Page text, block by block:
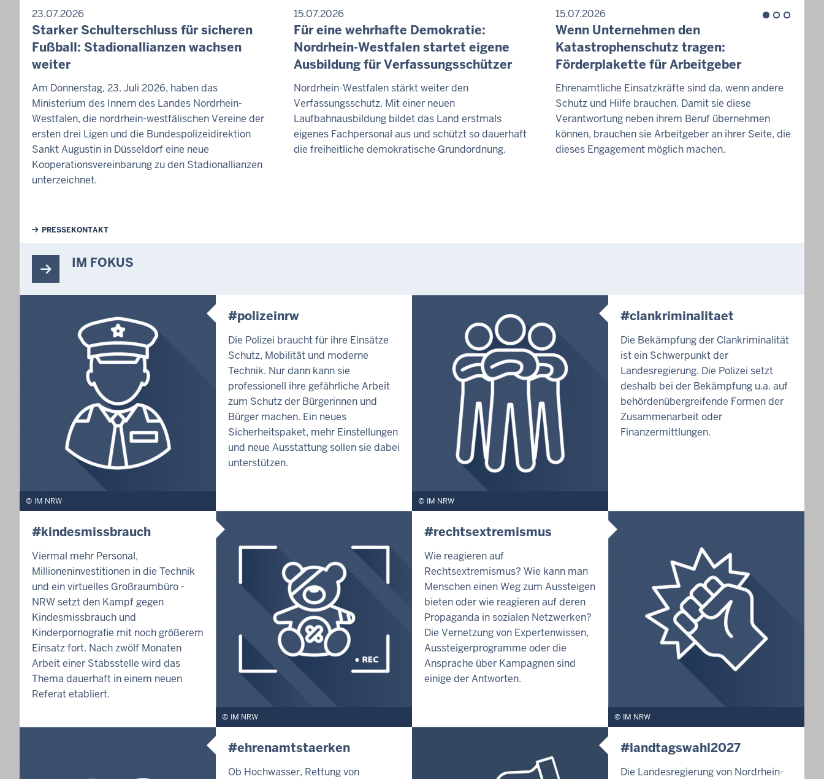
23.07.2026
Starker Schulterschluss für sicheren
Fußball: Stadionallianzen wachsen
weiter
Am Donnerstag, 23. Juli 2026, haben das
Ministerium des Innern des Landes Nordrhein-
Westfalen, die nordrhein-westfälischen Vereine der
ersten drei Ligen und die Bundespolizeidirektion
Sankt Augustin in Düsseldorf eine neue
Kooperationsvereinbarung zu den Stadionallianzen
unterzeichnet.
15.07.2026
Für eine wehrhafte Demokratie:
Nordrhein-Westfalen startet eigene
Ausbildung für Verfassungsschützer
Nordrhein-Westfalen stärkt weiter den
Verfassungsschutz. Mit einer neuen
Laufbahnausbildung bildet das Land erstmals
eigenes Fachpersonal aus und schützt so dauerhaft
die freiheitliche demokratische Grundordnung.
15.07.2026
Wenn Unternehmen den
Katastrophenschutz tragen:
Förderplakette für Arbeitgeber
Ehrenamtliche Einsatzkräfte sind da, wenn andere
Schutz und Hilfe brauchen. Damit sie diese
Verantwortung neben ihrem Beruf übernehmen
können, brauchen sie Arbeitgeber an ihrer Seite, die
dieses Engagement möglich machen.
Weiterführende Links
PRESSEKONTAKT
IM FOKUS
IM NRW
#polizeinrw
Die Polizei braucht für ihre Einsätze
Schutz, Mobilität und moderne
Technik. Nur dann kann sie
professionell ihre gefährliche Arbeit
zum Schutz der Bürgerinnen und
Bürger machen. Ein neues
Sicherheitspaket, mehr Einstellungen
und neue Ausstattung sollen sie dabei
unterstützen.
IM NRW
#clankriminalitaet
Die Bekämpfung der Clankriminalität
ist ein Schwerpunkt der
Landesregierung. Die Polizei setzt
deshalb bei der Bekämpfung u.a. auf
behördenübergreifende Formen der
Zusammenarbeit oder
Finanzermittlungen.
IM NRW
#kindesmissbrauch
Viermal mehr Personal,
Millioneninvestitionen in die Technik
und ein virtuelles Großraumbüro -
NRW setzt den Kampf gegen
Kindesmissbrauch und
Kinderpornografie mit noch größerem
Einsatz fort. Nach zwölf Monaten
Arbeit einer Stabsstelle wird das
Thema dauerhaft in einem neuen
Referat etabliert.
IM NRW
#rechtsextremismus
Wie reagieren auf
Rechtsextremismus? Wie kann man
Menschen einen Weg zum Aussteigen
bieten oder wie reagieren auf deren
Propaganda in sozialen Netzwerken?
Die Vernetzung von Expertenwissen,
Aussteigerprogramme oder die
Ansprache über Kampagnen sind
einige der Antworten.
#ehrenamtstaerken
Ob Hochwasser, Rettung von
#landtagswahl2027
Die Landesregierung von Nordrhein-